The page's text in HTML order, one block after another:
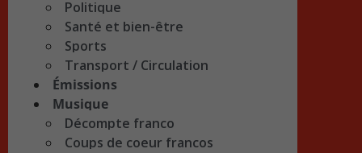
Politique
Santé et bien-être
Sports
Transport / Circulation
Émissions
Musique
Décompte franco
Coups de coeur francos